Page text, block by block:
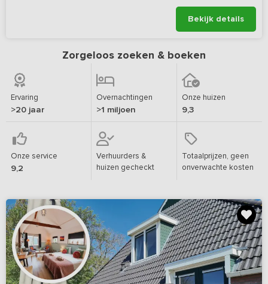
Bekijk details
Zorgeloos zoeken & boeken
Ervaring
>20 jaar
Overnachtingen
>1 miljoen
Onze huizen
9,3
Onze service
9,2
Verhuurders &
huizen gecheckt
Totaalprijzen, geen
onverwachte kosten